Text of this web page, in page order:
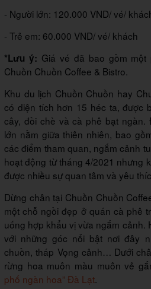
- Người lớn: 120.000 VND/ vé/
- Trẻ em: 60.000 VND/ vé/ khách
*Lưu ý: Giá vé đã bao gồm
Chuồn Chuồn Coffee & Bistro.
Khu du lịch Chuồn Chuồn hay
có diện tích hơn 15 héc ta, được
cây, đồi chè và cà phê bạt
lớn nằm giữa thiên nhiên, bao
các điểm tham quan, ngắm cảnh
hoạt động từ tháng 4/2021 nhưng
được nhiều sự quan tâm và yêu
Dừng chân tại Chuồn Chuồn
một chỗ ngồi đẹp ở quán cà phê
uống hợp khẩu vị vừa ngắm cảnh.
với những góc nổi bật nơi đây
chuồn, tháp Vọng cảnh… Dưới
rừng hoa muôn màu muôn vẻ
phố ngàn hoa” Đà Lạt.